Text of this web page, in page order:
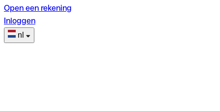
Open een rekening
Inloggen
nl